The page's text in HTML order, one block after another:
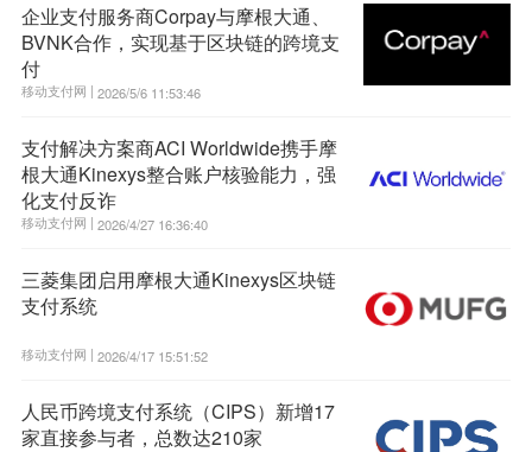
企业支付服务商Corpay与摩根大通、
BVNK合作，实现基于区块链的跨境支
付
移动支付网 | 2026/5/6 11:53:46
支付解决方案商ACI Worldwide携手摩
根大通Kinexys整合账户核验能力，强
化支付反诈
移动支付网 | 2026/4/27 16:36:40
三菱集团启用摩根大通Kinexys区块链
支付系统
移动支付网 | 2026/4/17 15:51:52
人民币跨境支付系统（CIPS）新增17
家直接参与者，总数达210家